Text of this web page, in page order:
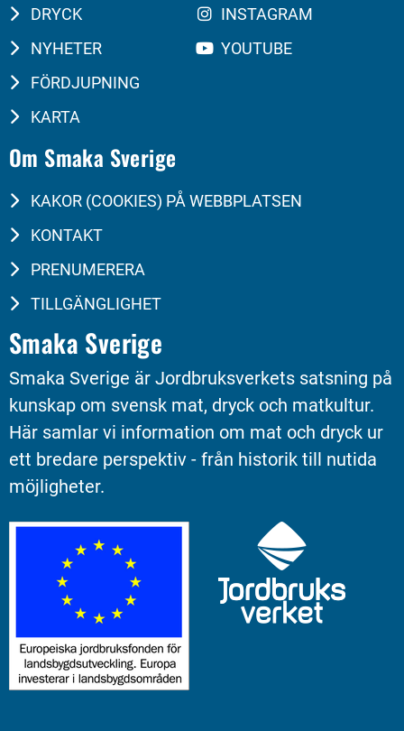
DRYCK
NYHETER
FÖRDJUPNING
KARTA
INSTAGRAM
YOUTUBE
Om Smaka Sverige
KAKOR (COOKIES) PÅ WEBBPLATSEN
KONTAKT
PRENUMERERA
TILLGÄNGLIGHET
Smaka Sverige
Smaka Sverige är Jordbruksverkets satsning på
kunskap om svensk mat, dryck och matkultur.
Här samlar vi information om mat och dryck ur
ett bredare perspektiv - från historik till nutida
möjligheter.